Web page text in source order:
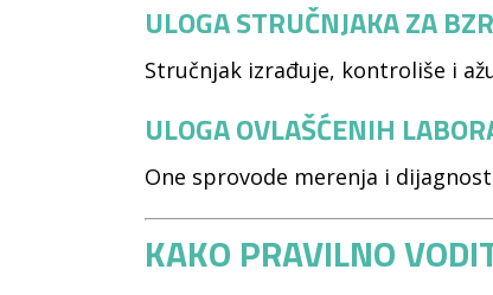
ULOGA STRUČNJAKA ZA BZR
Stručnjak izrađuje, kontroliše i
ULOGA OVLAŠĆENIH
One sprovode merenja i
KAKO PRAVILNO